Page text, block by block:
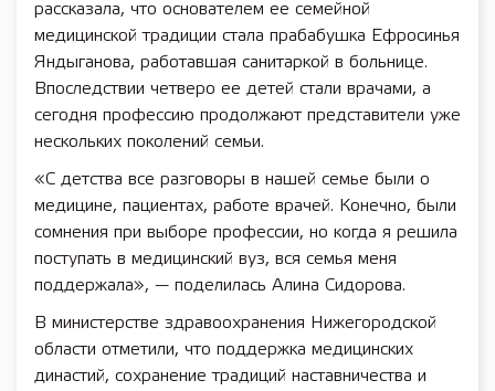
рассказала, что основателем ее семейной
медицинской традиции стала прабабушка Ефросинья
Яндыганова, работавшая санитаркой в больнице.
Впоследствии четверо ее детей стали врачами, а
сегодня профессию продолжают представители уже
нескольких поколений семьи.
«С детства все разговоры в нашей семье были о
медицине, пациентах, работе врачей. Конечно, были
сомнения при выборе профессии, но когда я решила
поступать в медицинский вуз, вся семья меня
поддержала», — поделилась Алина Сидорова.
В министерстве здравоохранения Нижегородской
области отметили, что поддержка медицинских
династий, сохранение традиций наставничества и